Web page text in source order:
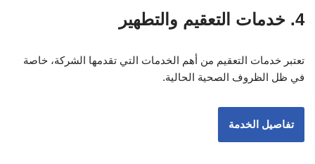
4. خدمات التعقيم والتطهير
تعتبر خدمات التعقيم من أهم الخدمات التي تقدمها الشركة، خاصة
في ظل الظروف الصحية الحالية.
تفاصيل الخدمة